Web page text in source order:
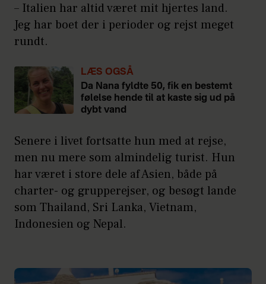
– Italien har altid været mit hjertes land.
Jeg har boet der i perioder og rejst meget
rundt.
LÆS OGSÅ
Da Nana fyldte 50, fik en bestemt
følelse hende til at kaste sig ud på
dybt vand
Senere i livet fortsatte hun med at rejse,
men nu mere som almindelig turist. Hun
har været i store dele af Asien, både på
charter- og grupperejser, og besøgt lande
som Thailand, Sri Lanka, Vietnam,
Indonesien og Nepal.